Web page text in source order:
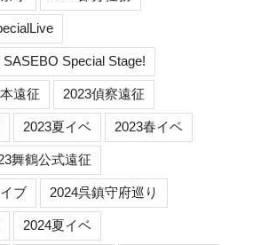
Special Stage!
遠征 2023偵察遠征
2023夏イベ 2023春イベ
舞鶴公式遠征
ブ 2024呉鎮守府巡り
2024夏イベ